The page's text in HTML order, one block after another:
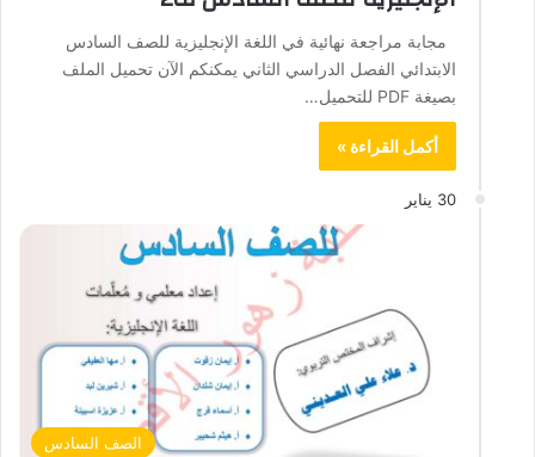
مجابة مراجعة نهائية في اللغة الإنجليزية للصف السادس
الابتدائي الفصل الدراسي الثاني يمكنكم الآن تحميل الملف
بصيغة PDF للتحميل…
أكمل القراءة »
30 يناير
الصف السادس